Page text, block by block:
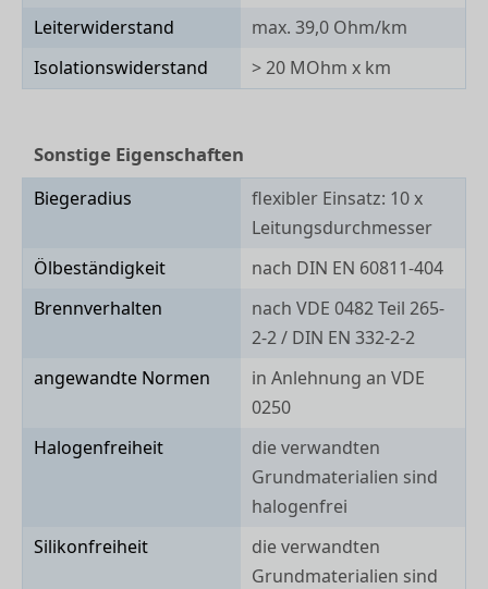
Leiterwiderstand
max. 39,0 Ohm/km
Isolationswiderstand
> 20 MOhm x km
Sonstige Eigenschaften
Biegeradius
flexibler Einsatz: 10 x
Leitungsdurchmesser
Ölbeständigkeit
nach DIN EN 60811-404
Brennverhalten
nach VDE 0482 Teil 265-
2-2 / DIN EN 332-2-2
angewandte Normen
in Anlehnung an VDE
0250
Halogenfreiheit
die verwandten
Grundmaterialien sind
halogenfrei
Silikonfreiheit
die verwandten
Grundmaterialien sind